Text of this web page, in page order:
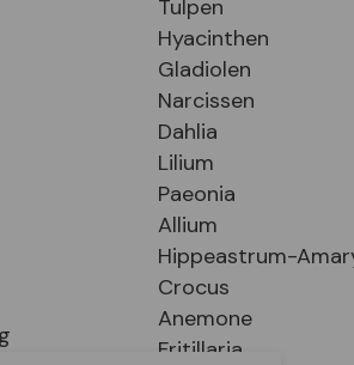
Tulpen
Hyacinthen
Gladiolen
Narcissen
Dahlia
Lilium
Paeonia
Allium
Hippeastrum-
Crocus
Anemone
Fritillaria